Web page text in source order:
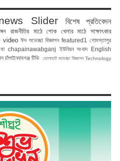
Slider
বিশেষ প্রতিবেদন
রাজনীতির মাঠে শোক খেলার মাঠে
সাক্ষাৎকার
video ঈদ শুভেচ্ছা বিজ্ঞাপন featured1
গোমস্তাপুর
chapainawabganj ইউনিয়ন সংবাদ
English
চাঁপাইনবাবগঞ্জ টিভি ভোলাহাট শুভেচ্ছা বিজ্ঞাপন Technology